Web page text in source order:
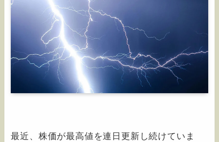
最近、株価が最高値を連日更新し続けていま